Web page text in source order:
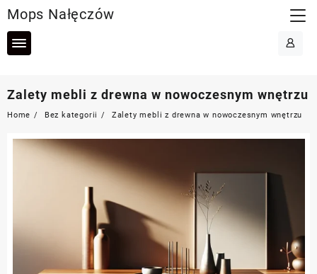
to
content
Mops Nałęczów
Zalety mebli z drewna w nowoczesnym wnętrzu
Home Bez kategorii Zalety mebli z drewna w nowoczesnym wnętrzu